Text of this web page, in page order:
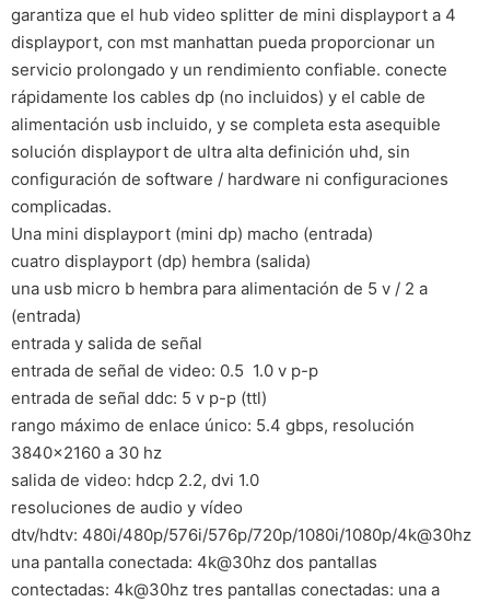
garantiza que el hub video splitter de mini displayport a 4
displayport, con mst manhattan pueda proporcionar un
servicio prolongado y un rendimiento confiable. conecte
rápidamente los cables dp (no incluidos) y el cable de
alimentación usb incluido, y se completa esta asequible
solución displayport de ultra alta definición uhd, sin
configuración de software / hardware ni configuraciones
complicadas.
Una mini displayport (mini dp) macho (entrada)
cuatro displayport (dp) hembra (salida)
una usb micro b hembra para alimentación de 5 v / 2 a
(entrada)
entrada y salida de señal
entrada de señal de video: 0.5  1.0 v p-p
entrada de señal ddc: 5 v p-p (ttl)
rango máximo de enlace único: 5.4 gbps, resolución
3840×2160 a 30 hz
salida de video: hdcp 2.2, dvi 1.0
resoluciones de audio y vídeo
dtv/hdtv: 480i/480p/576i/576p/720p/1080i/1080p/4k@30hz
una pantalla conectada: 4k@30hz dos pantallas
contectadas: 4k@30hz tres pantallas conectadas: una a